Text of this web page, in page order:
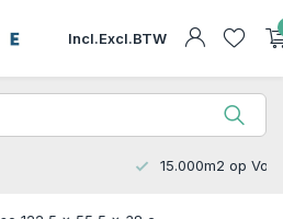
Incl.Excl.BTW
| Bezorgen of Afhalen